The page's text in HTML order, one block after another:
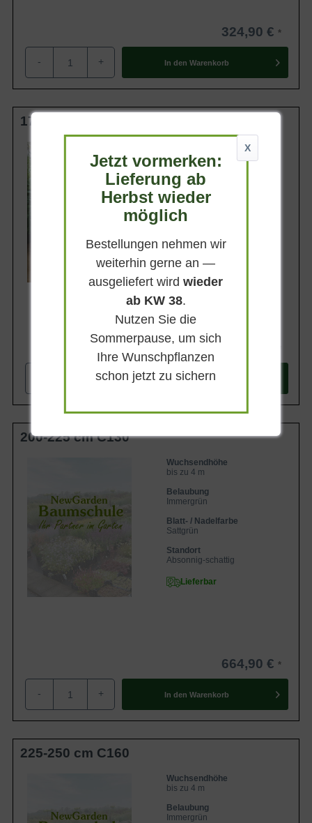
324,90 €
- + In den Warenkorb
175-200 cm C100
bis zu 4 m
Belaubung
Immergrün
Blatt- / Nadelfarbe
Sattgrün
Absonnig-schattig
Lieferbar
+ In den Warenkorb
200-225 cm C130
Wuchsendhöhe
bis zu 4 m
Belaubung
Immergrün
Blatt- / Nadelfarbe
Sattgrün
Standort
Absonnig-schattig
Lieferbar
664,90 €
- + In den Warenkorb
225-250 cm C160
Wuchsendhöhe
bis zu 4 m
Belaubung
Immergrün
X
Jetzt vormerken:
Lieferung ab
Herbst wieder
möglich
Bestellungen nehmen wir
weiterhin gerne an —
ausgeliefert wirdwieder
ab KW 38.
Nutzen Sie die
Sommerpause, um sich
Ihre Wunschpflanzen
schon jetzt zu sichern